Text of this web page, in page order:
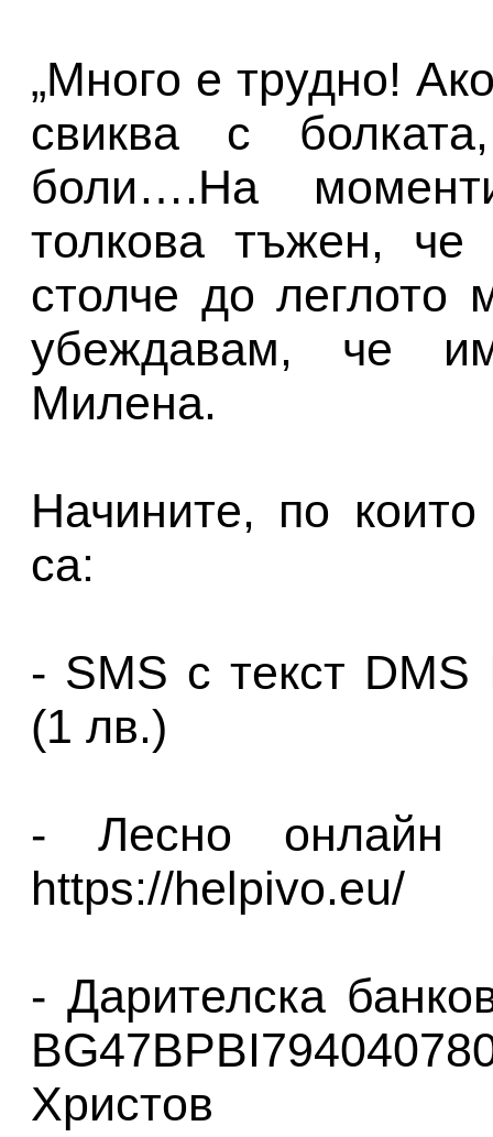
„Много е трудно!
свиква с
боли….На
толкова тъжен,
столче до леглото
убеждавам, че
Милена.
Начините, по
са:
- SMS с текст
(1 лв.)
- Лесно онлайн
https://helpivo.eu/
- Дарителска
Христов